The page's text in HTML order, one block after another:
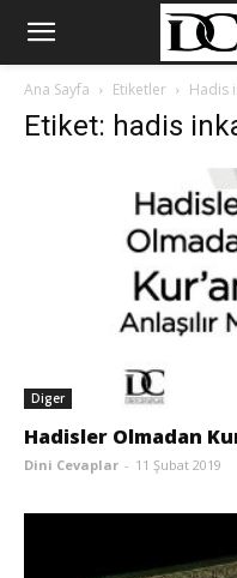
Ana Sayfa Etiketler Hadis
Etiket: hadis
Diger
Hadisler Olmadan
Dini Cevaplar - 11 Şubat 2019